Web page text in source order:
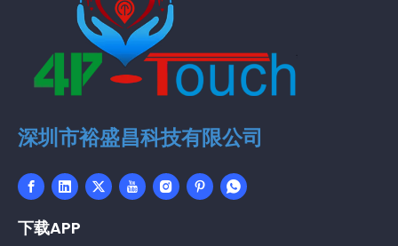
深圳市裕盛昌科技有限公司
下载APP